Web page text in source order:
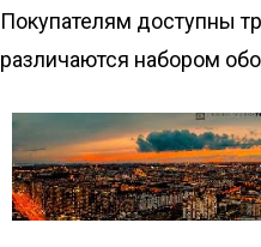
Покупателям доступны
различаются набором